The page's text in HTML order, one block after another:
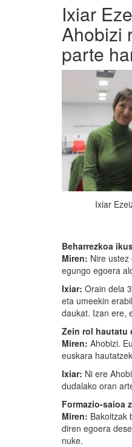
Ixiar
Ahobizi
parte
Ixiar
Beharrezkoa
Miren: Nire
egungo egoera
Ixiar: Orain dela
eta umeekin
daukat. Izan ere,
Zein rol hautatu
Miren: Ahobizi.
euskara
Ixiar: Ni ere
dudalako oran
Formazio-saioa
Miren: Bakoitzak
diren egoera
nuke.